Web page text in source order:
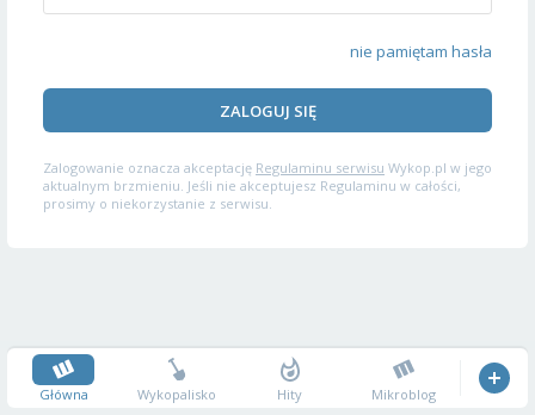
nie pamiętam hasła
ZALOGUJ SIĘ
Zalogowanie oznacza akceptację Regulaminu serwisu Wykop.pl w jego
aktualnym brzmieniu. Jeśli nie akceptujesz Regulaminu w całości,
prosimy o niekorzystanie z serwisu.
Główna Wykopalisko Hity Mikroblog